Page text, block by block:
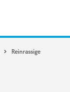
Reinrassige